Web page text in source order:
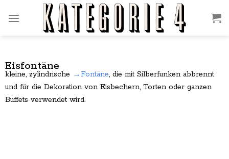
Inhalt
Eisfontäne
kleine, zylindrische →Fontäne, die mit Silberfunken abbrennt
und für die Dekoration von Eisbechern, Torten oder ganzen
Buffets verwendet wird.